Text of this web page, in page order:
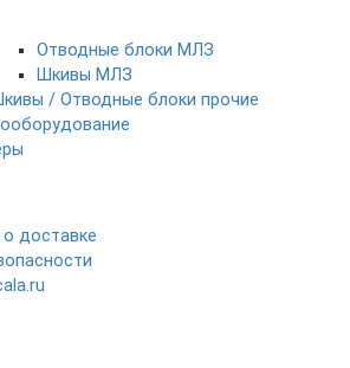
Отводные блоки МЛЗ
Шкивы МЛЗ
/ Отводные блоки прочие
доставке